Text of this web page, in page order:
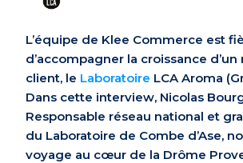
L’équipe de Klee Commerce est
d’accompagner la croissance d’un
client, le Laboratoire LCA Aroma
Dans cette interview, Nicolas
Responsable réseau national et
du Laboratoire de Combe d’Ase,
voyage au cœur de la Drôme